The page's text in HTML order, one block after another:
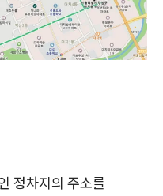
정차지의 주소를